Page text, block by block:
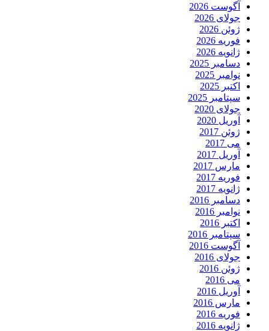
آگوست 2026
جولای 2026
ژوئن 2026
فوریه 2026
ژانویه 2026
دسامبر 2025
نوامبر 2025
اکتبر 2025
سپتامبر 2025
جولای 2020
آوریل 2020
ژوئن 2017
می 2017
آوریل 2017
مارس 2017
فوریه 2017
ژانویه 2017
دسامبر 2016
نوامبر 2016
اکتبر 2016
سپتامبر 2016
آگوست 2016
جولای 2016
ژوئن 2016
می 2016
آوریل 2016
مارس 2016
فوریه 2016
ژانویه 2016